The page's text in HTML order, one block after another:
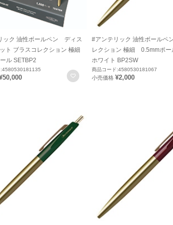
ック 油性ボールペン ディス
ト ブラスコレクション 極細
ル SETBP2
:4580530181135
お気に入りに登録
#アンテリック 油性ボールペ
レクション 極細 0.5mmポー
ホワイト BP2SW
商品コード:4580530181067
小売価格 ¥2,000